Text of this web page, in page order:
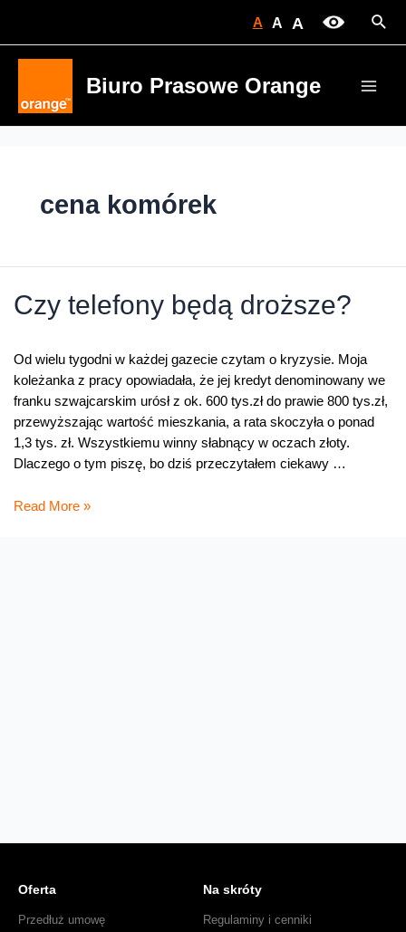
A A A
Biuro Prasowe Orange
cena komórek
Czy telefony będą droższe?
Od wielu tygodni w każdej gazecie czytam o kryzysie. Moja
koleżanka z pracy opowiadała, że jej kredyt denominowany we
franku szwajcarskim urósł z ok. 600 tys.zł do prawie 800 tys.zł,
przewyższając wartość mieszkania, a rata skoczyła o ponad
1,3 tys. zł. Wszystkiemu winny słabnący w oczach złoty.
Dlaczego o tym piszę, bo dziś przeczytałem ciekawy …
Czy
Read More »
Oferta
Przedłuż umowę
Na skróty
Regulaminy i cenniki